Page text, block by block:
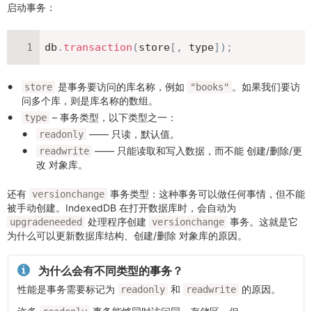
启动事务：
db . transaction (store[ , type] ) ;
store 是事务要访问的库名称，例如 "books" 。如果我们要访
问多个库，则是库名称的数组。
type – 事务类型，以下类型之一：
readonly —— 只读，默认值。
readwrite —— 只能读取和写入数据，而不能 创建/删除/更
改 对象库。
还有 versionchange 事务类型：这种事务可以做任何事情，但不能
被手动创建。IndexedDB 在打开数据库时，会自动为
upgradeneeded 处理程序创建 versionchange 事务。这就是它
为什么可以更新数据库结构、创建/删除 对象库的原因。
为什么会有不同类型的事务？
性能是事务需要标记为 readonly 和 readwrite 的原因。